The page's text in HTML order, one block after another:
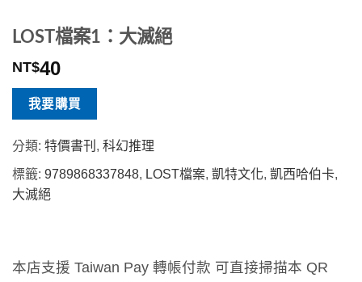
LOST檔案1：大滅絕
NT$40
我要購買
分類: 特價書刊 , 科幻推理
標籤: 9789868337848, LOST檔案, 凱特文化, 凱西哈伯卡,
大滅絕
本店支援 Taiwan Pay 轉帳付款 可直接掃描本 QR